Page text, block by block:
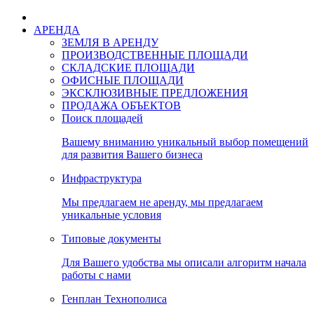
АРЕНДА
ЗЕМЛЯ В АРЕНДУ
ПРОИЗВОДСТВЕННЫЕ ПЛОЩАДИ
СКЛАДСКИЕ ПЛОЩАДИ
ОФИСНЫЕ ПЛОЩАДИ
ЭКСКЛЮЗИВНЫЕ ПРЕДЛОЖЕНИЯ
ПРОДАЖА ОБЪЕКТОВ
Поиск площадей
Вашему вниманию уникальный выбор помещений
для развития Вашего бизнеса
Инфраструктура
Мы предлагаем не аренду, мы предлагаем
уникальные условия
Типовые документы
Для Вашего удобства мы описали алгоритм начала
работы с нами
Генплан Технополиса